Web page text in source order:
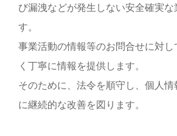
び漏洩などが発生しない安全確実な
す。
事業活動の情報等のお問合せに対
く丁寧に情報を提供します。
そのために、法令を順守し、個人
に継続的な改善を図ります。